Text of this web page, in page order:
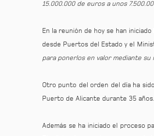
15.000.000 de euros a unos
En la reunión de hoy se han
desde Puertos del Estado y el
para ponerlos en valor mediante
Otro punto del orden del día ha
Puerto de Alicante durante 35 años.
Además se ha iniciado el proceso